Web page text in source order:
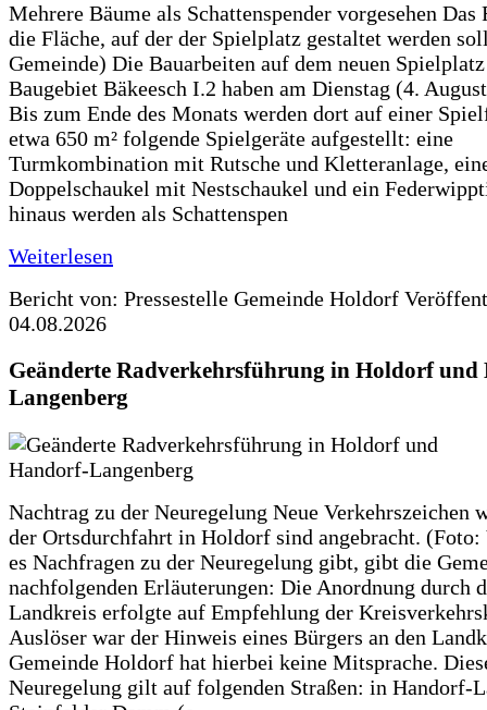
Mehrere Bäume als Schattenspender vorgesehen Das
die Fläche, auf der der Spielplatz gestaltet werden
Gemeinde) Die Bauarbeiten auf dem neuen
Baugebiet Bäkeesch I.2 haben am Dienstag (4.
Bis zum Ende des Monats werden dort auf einer
etwa 650 m² folgende Spielgeräte aufgestellt: eine
Turmkombination mit Rutsche und Kletteranlage,
Doppelschaukel mit Nestschaukel und ein
hinaus werden als Schattenspen
Weiterlesen
Bericht von: Pressestelle Gemeinde Holdorf
04.08.2026
Geänderte Radverkehrsführung in Holdorf
Langenberg
Nachtrag zu der Neuregelung Neue Verkehrszeichen
der Ortsdurchfahrt in Holdorf sind angebracht.
es Nachfragen zu der Neuregelung gibt, gibt die
nachfolgenden Erläuterungen: Die Anordnung durch
Landkreis erfolgte auf Empfehlung der
Auslöser war der Hinweis eines Bürgers an den
Gemeinde Holdorf hat hierbei keine Mitsprache.
Neuregelung gilt auf folgenden Straßen: in Handorf-